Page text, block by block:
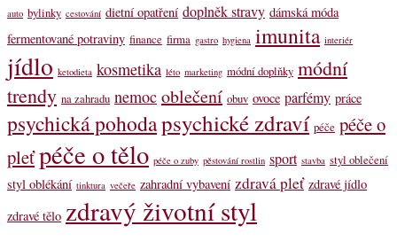
auto bylinky cestování dietní opatření doplněk stravy dámská móda
fermentované potraviny finance firma gastro hygiena imunita interiér
jídlo ketodieta kosmetika léto marketing módní doplňky módní
trendy na zahradu nemoc oblečení obuv ovoce parfémy práce
psychická pohodapsychické zdraví péče péče o
pleťpéče o tělo péče o zuby pěstování rostlin sport stavba styl oblečení
styl oblékání tinktura večeře zahradní vybavení zdravá pleť zdravé jídlo
zdravé tělo zdravý životní styl